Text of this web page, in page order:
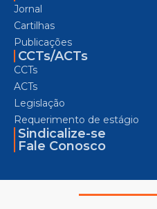
Jornal
Cartilhas
Publicações
CCTs/ACTs
CCTs
ACTs
Legislação
Requerimento de estágio
Sindicalize-se
Fale Conosco